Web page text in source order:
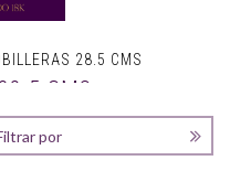
28.5 CMS
CMS
por